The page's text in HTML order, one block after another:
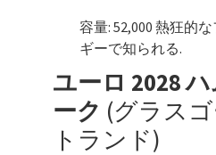
容量: 52,000 熱狂的
ギーで知られる.
ユーロ 2028
ーク (グラス
トランド)